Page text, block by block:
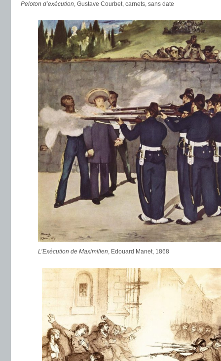
Peloton d’exécution, Gustave Courbet, carnets, sans date
L’Exécution de Maximilien, Edouard Manet, 1868